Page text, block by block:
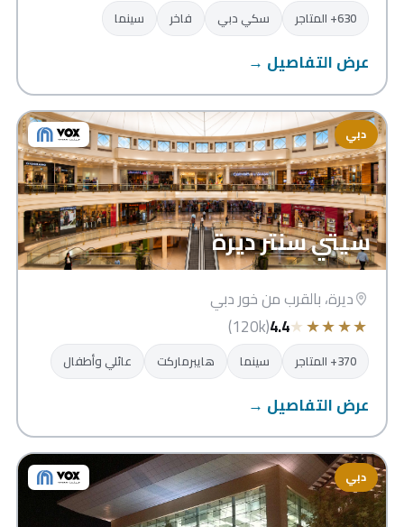
630+ المتاجر سكي دبي فاخر سينما
عرض التفاصيل →
دبي
سيتي سنتر ديرة
ديرة، بالقرب من خور دبي
★
★
★
★
★
4.4
(120k)
370+ المتاجر سينما هايبرماركت عائلي وأطفال
عرض التفاصيل →
دبي